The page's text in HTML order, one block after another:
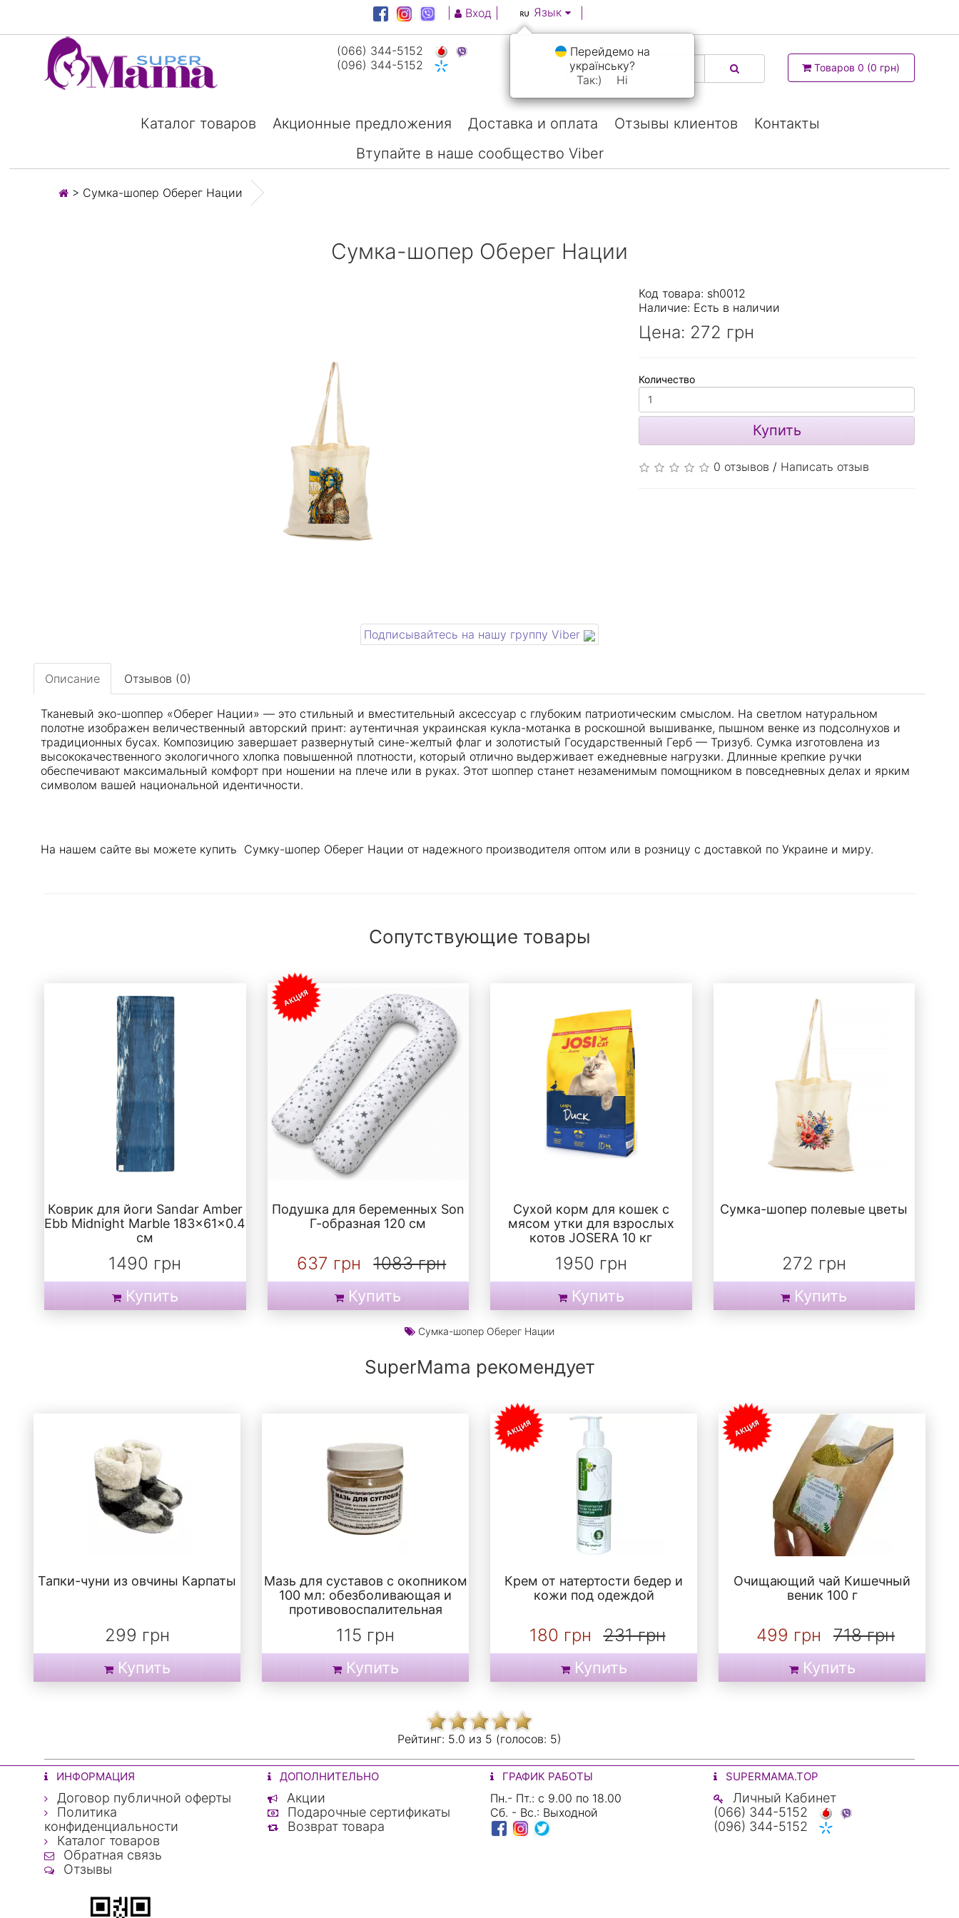
Вход Язык
(066) 344-5152
(096) 344-5152
Товаров 0 (0 грн)
Каталог товаров Акционные предложения Доставка и оплата Отзывы клиентов
Контакты
Втупайте в наше сообщество Viber
> Сумка-шопер Оберег Нации
Сумка-шопер Оберег Нации
Код товара: sh0012
Наличие: Есть в наличии
Цена: 272 грн
Количество
Купить
0 отзывов / Написать отзыв
Подписывайтесь на нашу группу Viber
Описание Отзывов (0)
Тканевый эко-шоппер «Оберег Нации» — это стильный и вместительный аксессуар с глубоким патриотическим смыслом. На светлом натуральном
полотне изображен величественный авторский принт: аутентичная украинская кукла-мотанка в роскошной вышиванке, пышном венке из подсолнухов и
традиционных бусах. Композицию завершает развернутый сине-желтый флаг и золотистый Государственный Герб — Тризуб. Сумка изготовлена из
высококачественного экологичного хлопка повышенной плотности, который отлично выдерживает ежедневные нагрузки. Длинные крепкие ручки
обеспечивают максимальный комфорт при ношении на плече или в руках. Этот шоппер станет незаменимым помощником в повседневных делах и ярким
символом вашей национальной идентичности.
На нашем сайте вы можете купить Сумку-шопер Оберег Нации от надежного производителя оптом или в розницу с доставкой по Украине и миру.
Сопутствующие товары
Коврик для йоги Sandar Amber
Ebb Midnight Marble 183x61x0.4
см
1490 грн
Купить
Подушка для беременных Son
Г-образная 120 см
АКЦИЯ
637 грн 1083 грн
Купить
Сухой корм для кошек с
мясом утки для взрослых
котов JOSERA 10 кг
1950 грн
Купить
Сумка-шопер полевые цветы
272 грн
Купить
Сумка-шопер Оберег Нации
SuperMama рекомендует
Тапки-чуни из овчины Карпаты
299 грн
Купить
Мазь для суставов с окопником
100 мл: обезболивающая и
противовоспалительная
115 грн
Купить
Крем от натертости бедер и
кожи под одеждой
АКЦИЯ
180 грн 231 грн
Купить
Очищающий чай Кишечный
веник 100 г
АКЦИЯ
499 грн 718 грн
Купить
Рейтинг: 5.0 из 5 (голосов: 5)
ИНФОРМАЦИЯ
Договор публичной оферты
Политика
конфиденциальности
Каталог товаров
Обратная связь
Отзывы
ДОПОЛНИТЕЛЬНО
Акции
Подарочные сертификаты
Возврат товара
ГРАФИК РАБОТЫ
Пн.- Пт.: с 9.00 по 18.00
Сб. - Вс.: Выходной
SUPERMAMA.TOP
Личный Кабинет
(066) 344-5152
(096) 344-5152
Перейдемо на
українську?
Так:)
Ні